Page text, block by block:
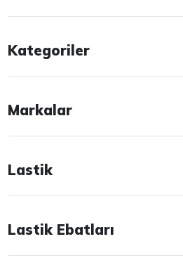
Kategoriler
Markalar
Lastik
Lastik Ebatları